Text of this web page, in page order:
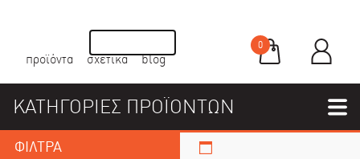
προϊόντα σχετικά blog
0
ΚΑΤΗΓΟΡΙΕΣ ΠΡΟΪΟΝΤΩΝ
ΦΙΛΤΡΑ